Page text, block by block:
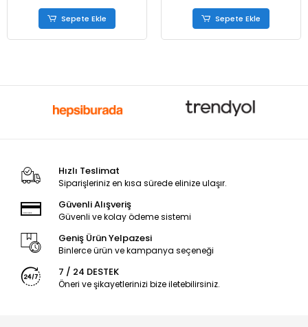
Sepete Ekle Sepete Ekle
Hızlı Teslimat
Siparişleriniz en kısa sürede elinize ulaşır.
Güvenli Alışveriş
Güvenli ve kolay ödeme sistemi
Geniş Ürün Yelpazesi
Binlerce ürün ve kampanya seçeneği
7 / 24 DESTEK
Öneri ve şikayetlerinizi bize iletebilirsiniz.